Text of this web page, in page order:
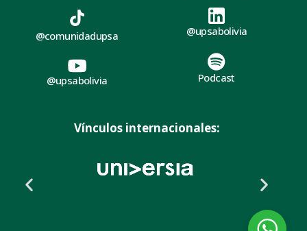
@comunidadupsa
@upsabolivia
@upsabolivia
Podcast
Vínculos internacionales: